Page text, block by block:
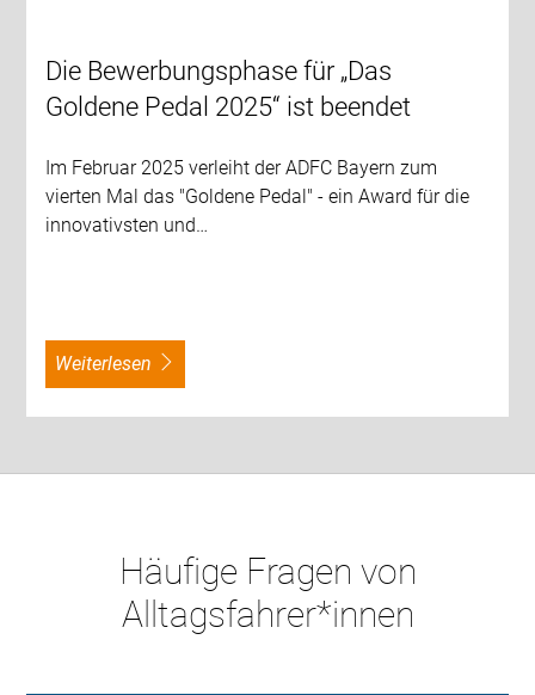
Die Bewerbungsphase für „Das
Goldene Pedal 2025“ ist beendet
Im Februar 2025 verleiht der ADFC Bayern zum
vierten Mal das "Goldene Pedal" - ein Award für die
innovativsten und…
weiterlesen
Häufige Fragen von
Alltagsfahrer*innen